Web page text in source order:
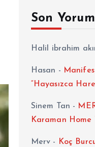
Son
Halil ibrahim
Hasan -
“Hayasızca
Sinem Tan -
Karaman
Merv - Koç